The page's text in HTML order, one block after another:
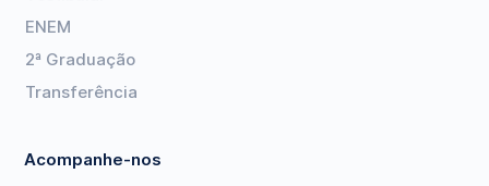
ENEM
2ª Graduação
Transferência
Acompanhe-nos